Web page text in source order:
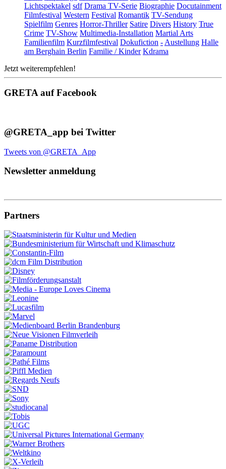
Lichtspektakel sdf Drama TV-Serie Biographie Docutainment
Filmfestival Western Festival Romantik TV-Sendung
Spielfilm Genres Horror-Thriller Satire Divers History True
Crime TV-Show Multimedia-Installation Martial Arts
Familienfilm Kurzfilmfestival Dokufiction - Austellung Halle
am Berghain Berlin Familie / Kinder Kdrama
Jetzt weiterempfehlen!
GRETA auf Facebook
@GRETA_app bei Twitter
Tweets von @GRETA_App
Newsletter anmeldung
Partners